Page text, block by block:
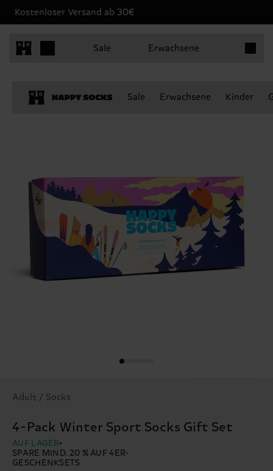
Kostenloser Versand ab 30€
Sale Erwachsene
Sale Erwachsene Kinder
Adult / Socks
4-Pack Winter Sport Socks Gift Set
AUF LAGER
SPARE MIND. 20 % AUF 4ER-
GESCHENKSETS